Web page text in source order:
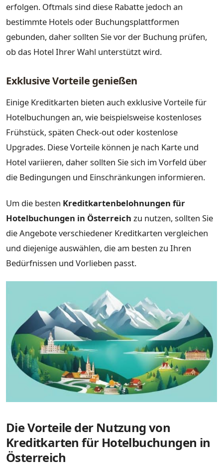
erfolgen. Oftmals sind diese Rabatte jedoch an
bestimmte Hotels oder Buchungsplattformen
gebunden, daher sollten Sie vor der Buchung prüfen,
ob das Hotel Ihrer Wahl unterstützt wird.
Exklusive Vorteile genießen
Einige Kreditkarten bieten auch exklusive Vorteile für
Hotelbuchungen an, wie beispielsweise kostenloses
Frühstück, späten Check-out oder kostenlose
Upgrades. Diese Vorteile können je nach Karte und
Hotel variieren, daher sollten Sie sich im Vorfeld über
die Bedingungen und Einschränkungen informieren.
Um die besten Kreditkartenbelohnungen für
Hotelbuchungen in Österreich zu nutzen, sollten Sie
die Angebote verschiedener Kreditkarten vergleichen
und diejenige auswählen, die am besten zu Ihren
Bedürfnissen und Vorlieben passt.
Die Vorteile der Nutzung von
Kreditkarten für Hotelbuchungen in
Österreich